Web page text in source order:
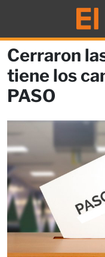
Cerraron
tiene los
PASO